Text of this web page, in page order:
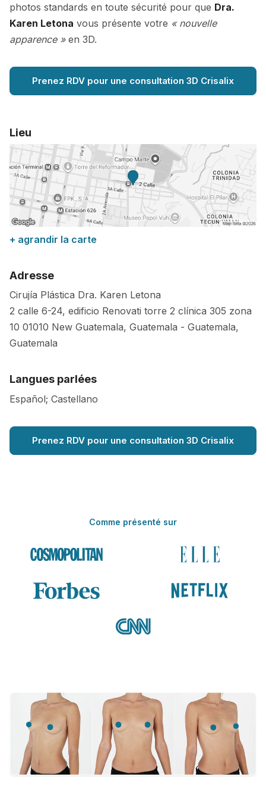
photos standards en toute sécurité pour que Dra.
Karen Letona vous présente votre « nouvelle
apparence »en 3D.
Prenez RDV pour une consultation 3D Crisalix
Lieu
+ agrandir la carte
Adresse
Cirujía Plástica Dra. Karen Letona
2 calle 6-24, edificio Renovati torre 2 clínica 305 zona
10 01010 New Guatemala, Guatemala - Guatemala,
Guatemala
Langues parlées
Español; Castellano
Prenez RDV pour une consultation 3D Crisalix
Comme présenté sur